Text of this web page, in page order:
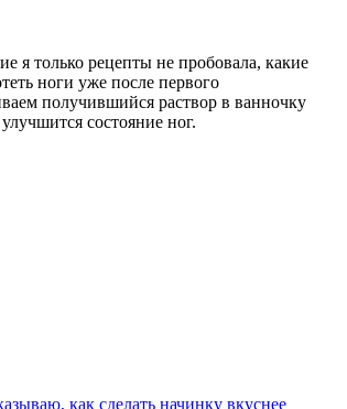
я только рецепты не пробовала, какие
ноги уже после первого
получившийся раствор в ванночку
состояние ног.
как сделать начинку вкуснее